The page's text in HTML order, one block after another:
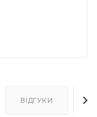
ВІДГУКИ